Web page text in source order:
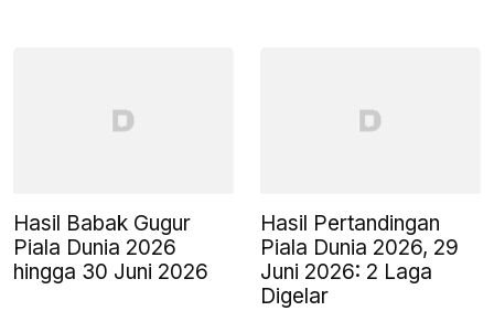
Hasil Babak Gugur
Piala Dunia 2026
hingga 30 Juni 2026
Hasil Pertandingan
Piala Dunia 2026, 29
Juni 2026: 2 Laga
Digelar